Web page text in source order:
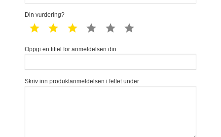
Din vurdering?
1 star 2 star 3 star 4 star 5 star
Oppgi en tittel for anmeldelsen din
Skriv inn produktanmeldelsen i feltet under